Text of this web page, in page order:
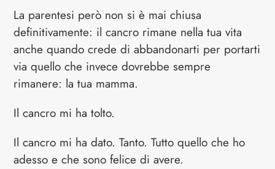
La parentesi però non si è mai chiusa
definitivamente: il cancro rimane nella tua vita
anche quando crede di abbandonarti per portarti
via quello che invece dovrebbe sempre
rimanere: la tua mamma.
Il cancro mi ha tolto.
Il cancro mi ha dato. Tanto. Tutto quello che ho
adesso e che sono felice di avere.